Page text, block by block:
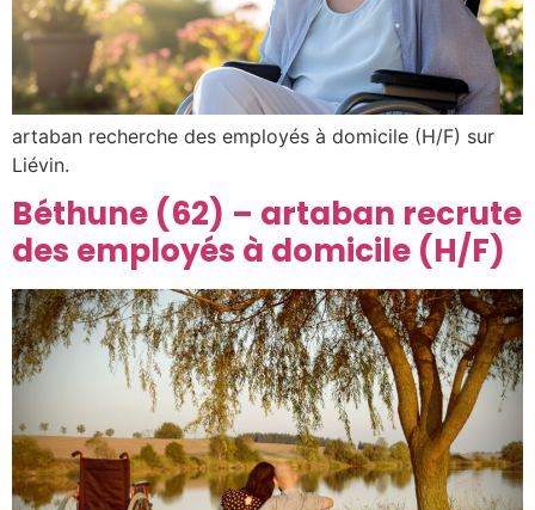
artaban recherche des employés à domicile (H/F) sur
Liévin.
Béthune (62) – artaban recrute
des employés à domicile (H/F)